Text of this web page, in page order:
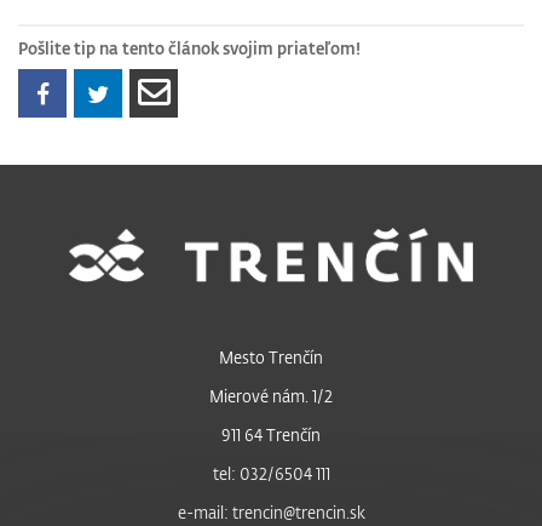
Pošlite tip na tento článok svojim priateľom!
Mesto Trenčín
Mierové nám. 1/2
911 64 Trenčín
tel: 032/6504 111
e-mail: trencin@trencin.sk